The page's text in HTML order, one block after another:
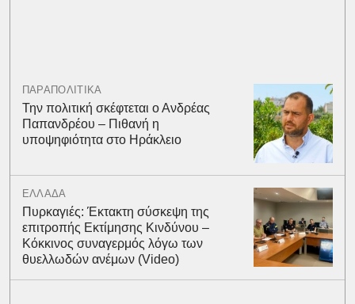
ΠΑΡΑΠΟΛΙΤΙΚΑ
Την πολιτική σκέφτεται ο Ανδρέας
Παπανδρέου – Πιθανή η
υποψηφιότητα στο Ηράκλειο
ΕΛΛΑΔΑ
Πυρκαγιές: Έκτακτη σύσκεψη της
επιτροπής Εκτίμησης Κινδύνου –
Κόκκινος συναγερμός λόγω των
θυελλωδών ανέμων (Video)